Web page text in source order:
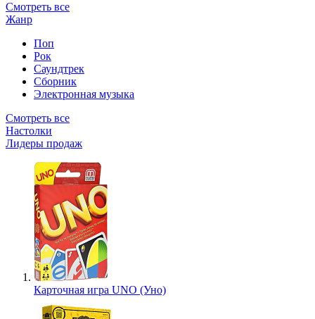
Смотреть все
Жанр
Поп
Рок
Саундтрек
Сборник
Электронная музыка
Смотреть все
Настолки
Лидеры продаж
Карточная игра UNO (Уно)